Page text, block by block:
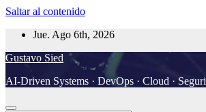
Saltar al contenido
Jue. Ago 6th, 2026
Gustavo Sied
AI-Driven Systems · DevOps · Cloud ·